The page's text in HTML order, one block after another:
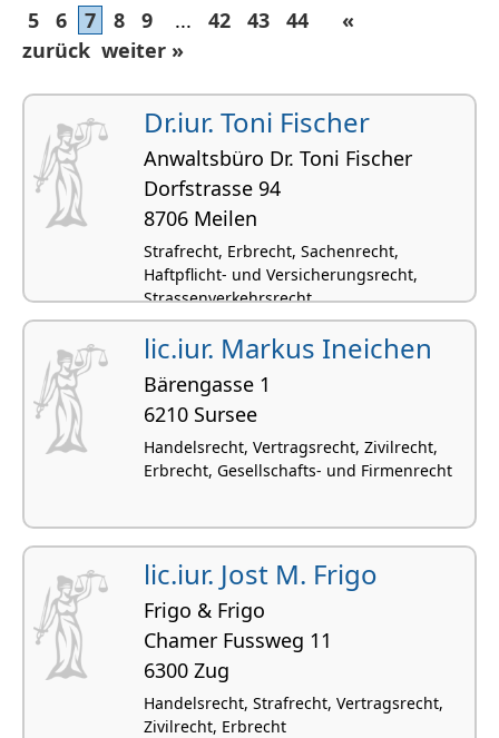
5
6 7 8 9 ... 42 43 44
«
zurück weiter »
Dr.iur. Toni Fischer
Anwaltsbüro Dr. Toni Fischer
Dorfstrasse 94
8706 Meilen
Strafrecht, Erbrecht, Sachenrecht,
Haftpflicht- und Versicherungsrecht,
Strassenverkehrsrecht
lic.iur. Markus Ineichen
Bärengasse 1
6210 Sursee
Handelsrecht, Vertragsrecht, Zivilrecht,
Erbrecht, Gesellschafts- und Firmenrecht
lic.iur. Jost M. Frigo
Frigo & Frigo
Chamer Fussweg 11
6300 Zug
Handelsrecht, Strafrecht, Vertragsrecht,
Zivilrecht, Erbrecht